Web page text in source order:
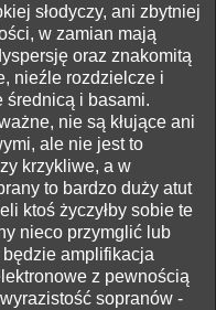
słodyczy, ani zbytniej
w zamian mają
oraz znakomitą
nieźle rozdzielcze i
średnicą i basami.
nie są kłujące ani
ale nie jest to
krzykliwe, a w
to bardzo duży atut
ktoś życzyłby sobie te
nieco przymglić lub
będzie amplifikacja
z pewnością
sopranów -